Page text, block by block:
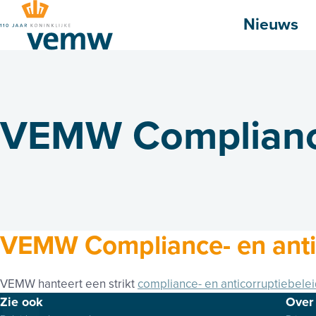
Nieuws
VEMW
VEMW Compliance- en
VEMW hanteert een striktcompliance- en
Footer
Zie ook